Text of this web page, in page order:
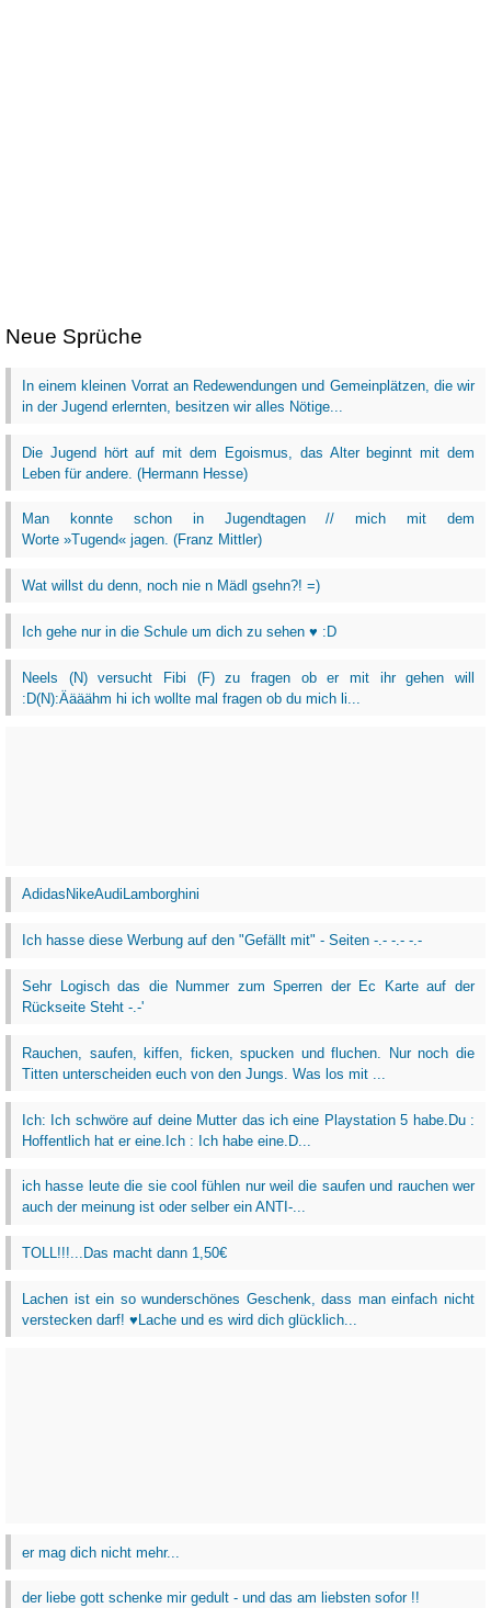
Neue Sprüche
In einem kleinen Vorrat an Redewendungen und Gemeinplätzen, die wir
in der Jugend erlernten, besitzen wir alles Nötige...
Die Jugend hört auf mit dem Egoismus, das Alter beginnt mit dem
Leben für andere. (Hermann Hesse)
Man konnte schon in Jugendtagen // mich mit dem
Worte »Tugend« jagen. (Franz Mittler)
Wat willst du denn, noch nie n Mädl gsehn?! =)
Ich gehe nur in die Schule um dich zu sehen ♥ :D
Neels (N) versucht Fibi (F) zu fragen ob er mit ihr gehen will
:D(N):Äääähm hi ich wollte mal fragen ob du mich li...
AdidasNikeAudiLamborghini
Ich hasse diese Werbung auf den "Gefällt mit" - Seiten -.- -.- -.-
Sehr Logisch das die Nummer zum Sperren der Ec Karte auf der
Rückseite Steht -.-'
Rauchen, saufen, kiffen, ficken, spucken und fluchen. Nur noch die
Titten unterscheiden euch von den Jungs. Was los mit ...
Ich: Ich schwöre auf deine Mutter das ich eine Playstation 5 habe.Du :
Hoffentlich hat er eine.Ich : Ich habe eine.D...
ich hasse leute die sie cool fühlen nur weil die saufen und rauchen wer
auch der meinung ist oder selber ein ANTI-...
TOLL!!!...Das macht dann 1,50€
Lachen ist ein so wunderschönes Geschenk, dass man einfach nicht
verstecken darf! ♥Lache und es wird dich glücklich...
er mag dich nicht mehr...
der liebe gott schenke mir gedult - und das am liebsten sofor !!